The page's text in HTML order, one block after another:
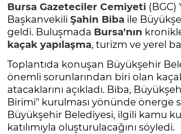
Bursa Gazeteciler Cemiyeti
Başkanvekili Şahin Biba ile
geldi. Buluşmada Bursa'nın
kaçak yapılaşma, turizm ve yerel
Toplantıda konuşan Büyükşehir
önemli sorunlarından biri olan
atacaklarını açıkladı. Biba,
Birimi" kurulması yönünde önerge
Büyükşehir Belediyesi, ilgili kamu
katılımıyla oluşturulacağını söyledi.